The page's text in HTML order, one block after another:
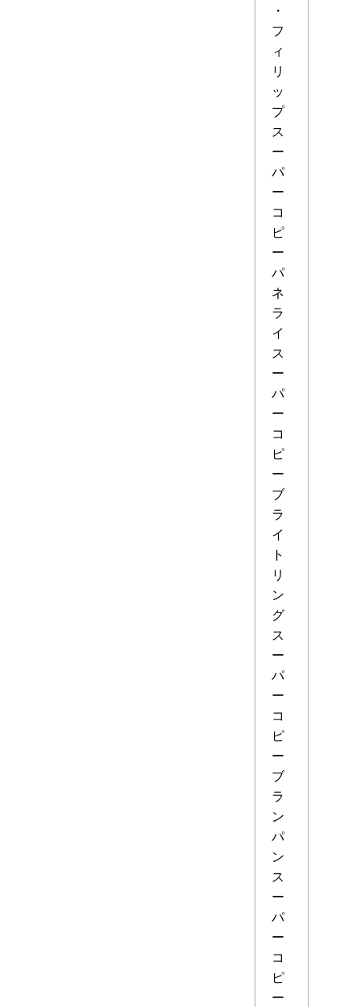
・
フ
ィ
リ
ッ
プ
ス
ー
パ
ー
コ
ピ
ー
パ
ネ
ラ
イ
ス
ー
パ
ー
コ
ピ
ー
ブ
ラ
イ
ト
リ
ン
グ
ス
ー
パ
ー
コ
ピ
ー
ブ
ラ
ン
パ
ン
ス
ー
パ
ー
コ
ピ
ー